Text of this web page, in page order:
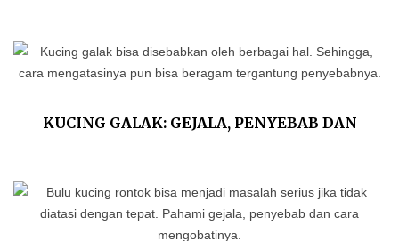
KUCING GALAK: GEJALA, PENYEBAB DAN